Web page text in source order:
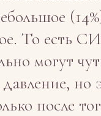
То есть
могут
но
после